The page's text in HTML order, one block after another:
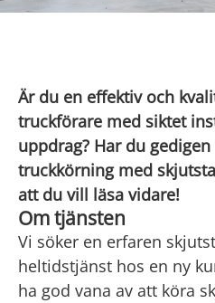
Är du en effektiv och
truckförare med siktet
uppdrag? Har du
truckkörning med
att du vill läsa vidare!
Om tjänsten
Vi söker en erfaren
heltidstjänst hos en ny
ha god vana av att köra